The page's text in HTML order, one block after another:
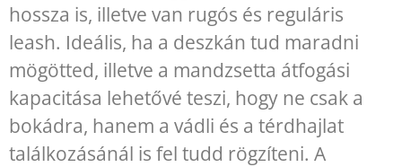
hossza is, illetve van rugós és reguláris
leash. Ideális, ha a deszkán tud maradni
mögötted, illetve a mandzsetta átfogási
kapacitása lehetővé teszi, hogy ne csak a
bokádra, hanem a vádli és a térdhajlat
találkozásánál is fel tudd rögzíteni. A